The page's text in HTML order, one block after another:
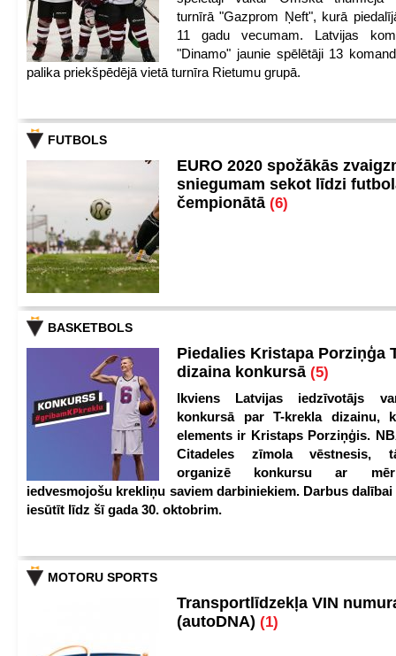
turnīrā "Gazprom Ņeft", kurā
11 gadu vecumam. Latvijas
"Dinamo" jaunie spēlētāji 13
palika priekšpēdējā vietā turnīra Rietumu grupā.
FUTBOLS
EURO 2020 spožākās
sniegumam sekot līdzi
čempionātā (6)
BASKETBOLS
Piedalies Kristapa Porziņģa
dizaina konkursā (5)
Ikviens Latvijas iedzīvotājs
konkursā par T-krekla dizainu,
elements ir Kristaps Porziņģis.
Citadeles zīmola vēstnesis,
organizē konkursu ar
iedvesmojošu krekliņu saviem darbiniekiem. Darbus
iesūtīt līdz šī gada 30. oktobrim.
MOTORU SPORTS
Transportlīdzekļa VIN
(autoDNA) (1)